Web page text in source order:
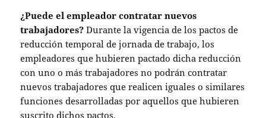
¿Puede el empleador contratar nuevos
trabajadores? Durante la vigencia de los pactos de
reducción temporal de jornada de trabajo, los
empleadores que hubieren pactado dicha reducción
con uno o más trabajadores no podrán contratar
nuevos trabajadores que realicen iguales o similares
funciones desarrolladas por aquellos que hubieren
suscrito dichos pactos.